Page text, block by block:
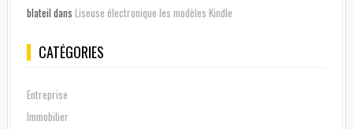
blateil dans Liseuse électronique les modèles Kindle
CATÉGORIES
Entreprise
Immobilier